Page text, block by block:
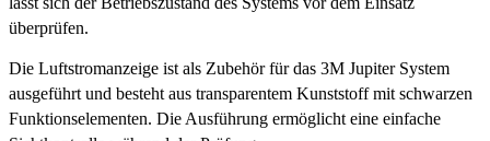
überprüfen.
Die Luftstromanzeige ist als Zubehör für das 3M Jupiter System
ausgeführt und besteht aus transparentem Kunststoff mit schwarzen
Funktionselementen. Die Ausführung ermöglicht eine einfache